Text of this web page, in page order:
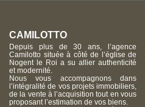
CAMILOTTO
Depuis plus de 30 ans, l’agence
Camilotto située à côté de l’église de
Nogent le Roi a su allier authenticité
et modernité.
Nous vous accompagnons dans
l’intégralité de vos projets immobiliers,
de la vente à l’acquisition tout en vous
proposant l’estimation de vos biens.